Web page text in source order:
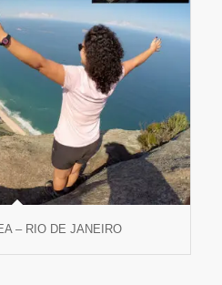
– RIO DE JANEIRO